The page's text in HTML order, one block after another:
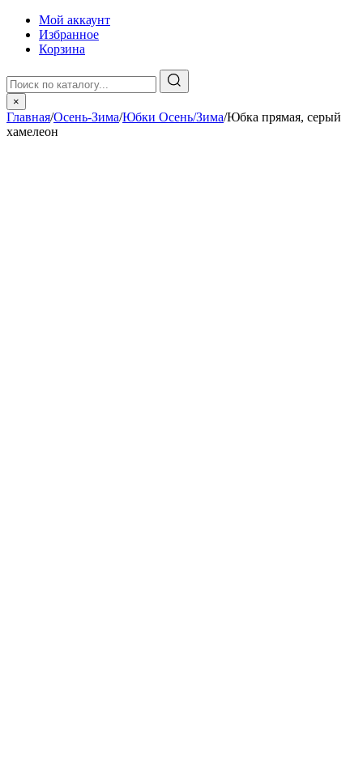
Мой аккаунт
Избранное
Корзина
×
Главная/Осень-Зима/Юбки Осень/Зима/Юбка прямая, серый
хамелеон